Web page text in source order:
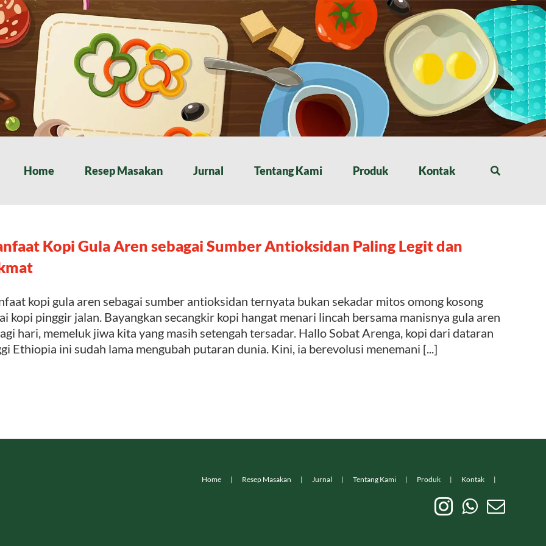
Home Resep Masakan Jurnal Tentang Kami Produk Kontak
Kopi Gula Aren sebagai Sumber Antioksidan Paling Legit dan
kopi gula aren sebagai sumber antioksidan ternyata bukan sekadar mitos omong kosong
kopi pinggir jalan. Bayangkan secangkir kopi hangat menari lincah bersama manisnya gula aren
hari, memeluk jiwa kita yang masih setengah tersadar. Hallo Sobat Arenga, kopi dari dataran
Ethiopia ini sudah lama mengubah putaran dunia. Kini, ia berevolusi menemani [...]
Home Resep Masakan Jurnal Tentang Kami Produk Kontak